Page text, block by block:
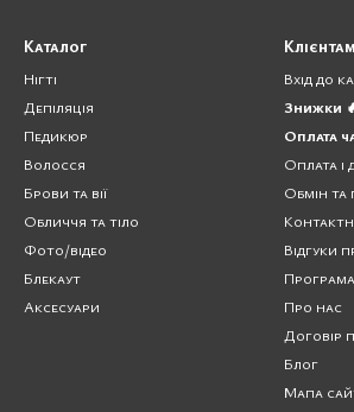
Каталог
Нігті
Депіляція
Педикюр
Волосся
Брови та вії
Обличчя та тіло
Фото/відео
Блекаут
Аксесуари
Клієнтам
Вхід до
Знижки
Оплата
Оплата і
Обмін та
Відгуки
Про нас
Договір
Блог
Мапа